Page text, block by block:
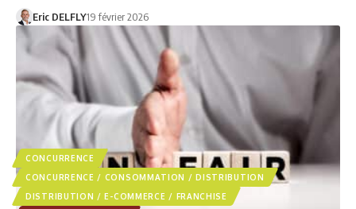
Eric DELFLY19 février 2026
CONCURRENCE
CONCURRENCE / CONSOMMATION / DISTRIBUTION
DISTRIBUTION / E-COMMERCE / FRANCHISE